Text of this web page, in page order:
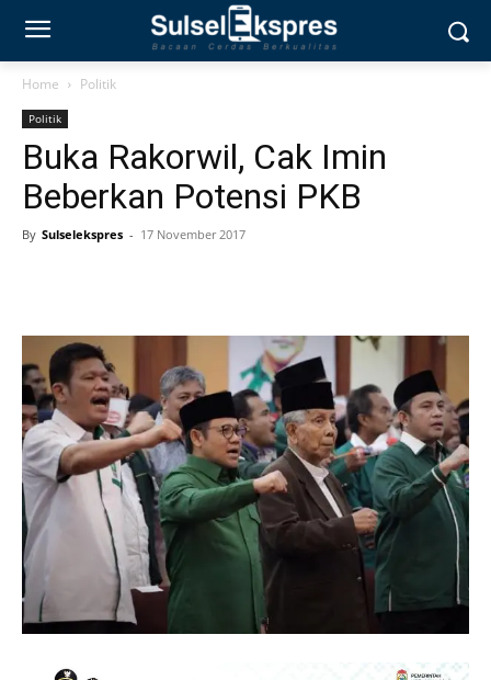
Home Politik
Politik
Buka Rakorwil, Cak Imin
Beberkan Potensi PKB
By Sulselekspres - 17 November 2017